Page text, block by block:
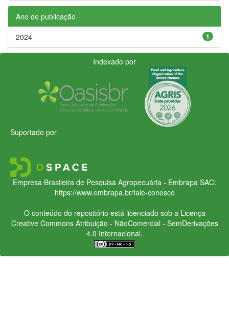
Ano de publicação
1
2024
Indexado por
Suportado por
Empresa Brasileira de Pesquisa Agropecuária - Embrapa SAC:
https://www.embrapa.br/fale-conosco
O conteúdo do repositório está licenciado sob a Licença
Creative CommonsAtribuição - NãoComercial - SemDerivações
4.0 Internacional.